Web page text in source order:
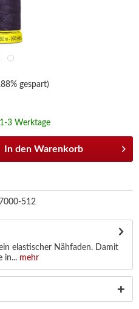
gespart)
3 Werktage
In den Warenkorb
512
elastischer Nähfaden. Damit
in... mehr